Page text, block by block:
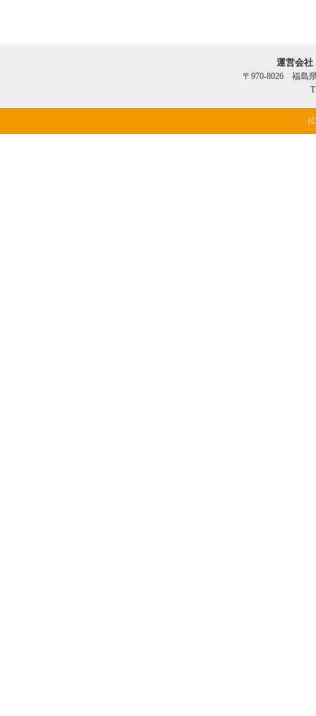
運営会
〒970-8026 福島